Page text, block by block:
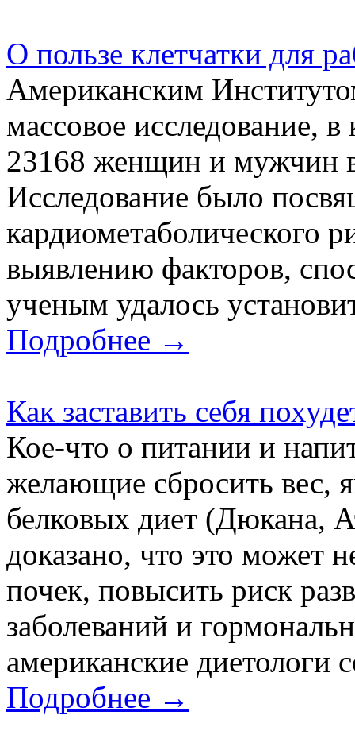
О пользе клетчатки для
Американским
массовое исследование,
23168 женщин и мужчин в
Исследование было
кардиометаболического
выявлению факторов,
ученым удалось
Подробнее →
Как заставить себя
Кое-что о питании и
желающие сбросить вес,
белковых диет (Дюкана,
доказано, что это может
почек, повысить риск
заболеваний и
американские диетологи
Подробнее →